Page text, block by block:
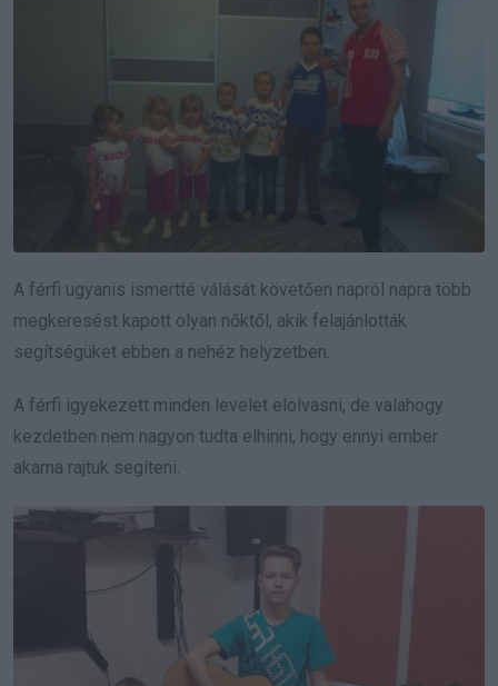
A férfi ugyanis ismertté válását követően napról napra több
megkeresést kapott olyan nőktől, akik felajánlották
segítségüket ebben a nehéz helyzetben.
A férfi igyekezett minden levelet elolvasni, de valahogy
kezdetben nem nagyon tudta elhinni, hogy ennyi ember
akarna rajtuk segíteni.